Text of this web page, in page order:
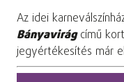
Az idei
Bányavirágcímű
jegyértékesítés már